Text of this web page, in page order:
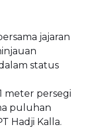
jajaran
status
meter persegi
puluhan
Hadji Kalla.